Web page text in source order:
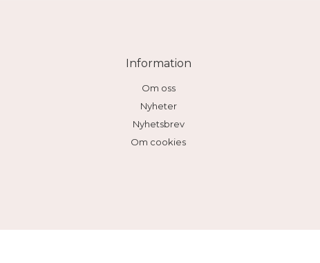
Information
Om oss
Nyheter
Nyhetsbrev
Om cookies